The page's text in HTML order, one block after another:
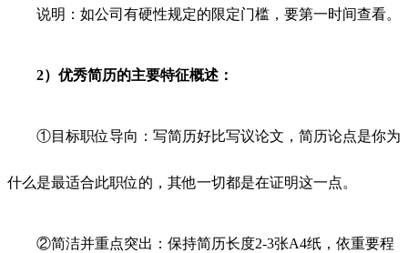
说明：如公司有硬性规定的限定门槛，要第一时间查看。
2）优秀简历的主要特征概述：
①目标职位导向：写简历好比写议论文，简历论点是你为
什么是最适合此职位的，其他一切都是在证明这一点。
②简洁并重点突出：保持简历长度2-3张A4纸，依重要程